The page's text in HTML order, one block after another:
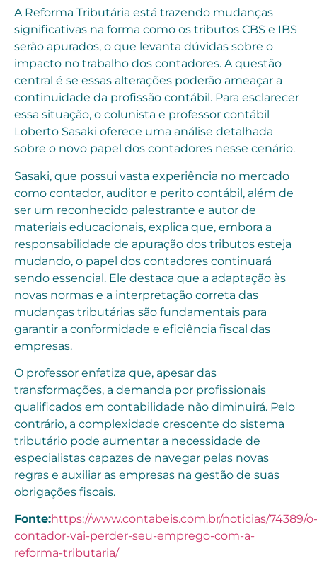
A Reforma Tributária está trazendo mudanças
significativas na forma como os tributos CBS e IBS
serão apurados, o que levanta dúvidas sobre o
impacto no trabalho dos contadores. A questão
central é se essas alterações poderão ameaçar a
continuidade da profissão contábil. Para esclarecer
essa situação, o colunista e professor contábil
Loberto Sasaki oferece uma análise detalhada
sobre o novo papel dos contadores nesse cenário.
Sasaki, que possui vasta experiência no mercado
como contador, auditor e perito contábil, além de
ser um reconhecido palestrante e autor de
materiais educacionais, explica que, embora a
responsabilidade de apuração dos tributos esteja
mudando, o papel dos contadores continuará
sendo essencial. Ele destaca que a adaptação às
novas normas e a interpretação correta das
mudanças tributárias são fundamentais para
garantir a conformidade e eficiência fiscal das
empresas.
O professor enfatiza que, apesar das
transformações, a demanda por profissionais
qualificados em contabilidade não diminuirá. Pelo
contrário, a complexidade crescente do sistema
tributário pode aumentar a necessidade de
especialistas capazes de navegar pelas novas
regras e auxiliar as empresas na gestão de suas
obrigações fiscais.
Fonte:https://www.contabeis.com.br/noticias/74389/o-
contador-vai-perder-seu-emprego-com-a-
reforma-tributaria/